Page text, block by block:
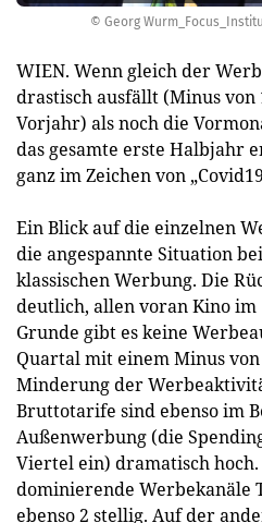
© Georg
WIEN. Wenn gleich der
drastisch ausfällt (Minus von
Vorjahr) als noch die
das gesamte erste Halbjahr
ganz im Zeichen von
Ein Blick auf die einzelnen
die angespannte Situation
klassischen Werbung. Die
deutlich, allen voran Kino im
Grunde gibt es keine
Quartal mit einem Minus von
Minderung der
Bruttotarife sind ebenso im
Außenwerbung (die
Viertel ein) dramatisch
dominierende Werbekanäle
ebenso 2 stellig. Auf der